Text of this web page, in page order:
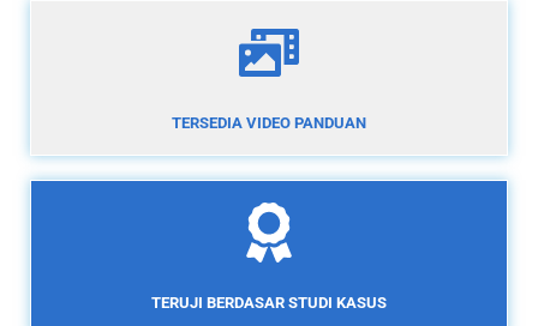
TERSEDIA VIDEO PANDUAN
TERUJI BERDASAR STUDI KASUS